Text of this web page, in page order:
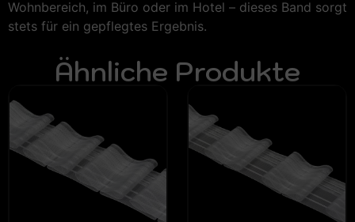
Wohnbereich, im Büro oder im Hotel – dieses Band sorgt
stets für ein gepflegtes Ergebnis.
Ähnliche Produkte